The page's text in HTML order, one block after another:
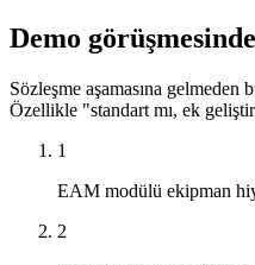
Demo
Sözleşme aşamasına gelmeden
Özellikle "standart mı, ek
1
EAM modülü ekipman
2